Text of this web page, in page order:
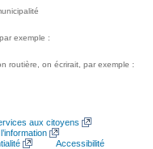
exemple :
routière, on écrirait, par exemple :
aux citoyens
Accessibilité